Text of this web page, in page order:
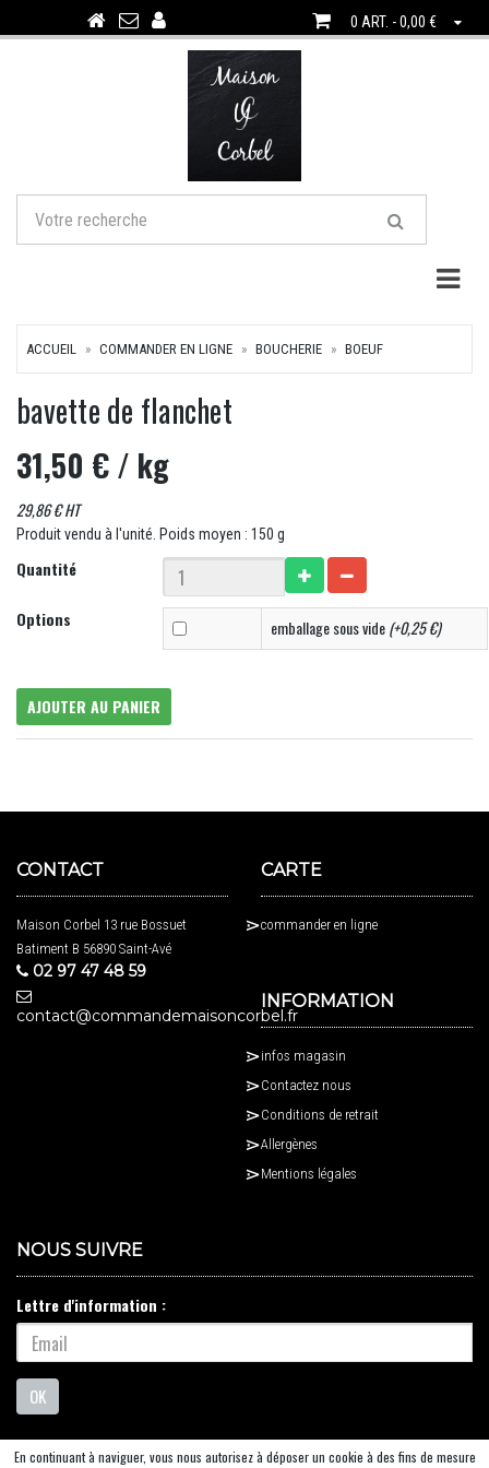
0 ART. - 0,00 €
ACCUEIL COMMANDER EN LIGNE BOUCHERIE BOEUF
bavette de flanchet
31,50 €/ kg
29,86 € HT
Produit vendu à l'unité. Poids moyen : 150 g
Quantité
Options emballage sous vide(+0,25 €)
AJOUTER AU PANIER
CONTACT
Maison Corbel 13 rue Bossuet
Batiment B 56890 Saint-Avé
02 97 47 48 59
contact@commandemaisoncorbel.fr
CARTE
commander en ligne
INFORMATION
infos magasin
Contactez nous
Conditions de retrait
Allergènes
Mentions légales
NOUS SUIVRE
Lettre d'information :
OK
En continuant à naviguer, vous nous autorisez à déposer un cookie à des fins de mesure